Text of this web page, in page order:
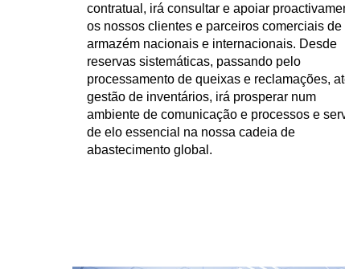
contratual, irá consultar e apoiar
os nossos clientes e parceiros comerciais de
armazém nacionais e internacionais. Desde
reservas sistemáticas, passando pelo
processamento de queixas e reclamações,
gestão de inventários, irá prosperar num
ambiente de comunicação e processos e
de elo essencial na nossa cadeia de
abastecimento global.